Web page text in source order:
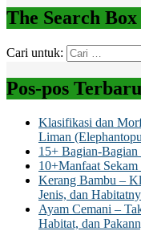
The Search Box
Cari untuk:
Pos-pos Terbaru
Klasifikasi dan
Liman
15+ Bagian-
10+Manfaat
Kerang Bambu –
Jenis, dan
Ayam Cemani –
Habitat, dan